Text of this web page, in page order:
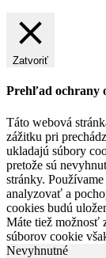
Zatvoriť
Prehľad ochrany
Táto webová
zážitku pri
ukladajú súbory
pretože sú
stránky.
analyzovať a
cookies budú
Máte tiež možnosť
súborov cookie
Nevyhnutné